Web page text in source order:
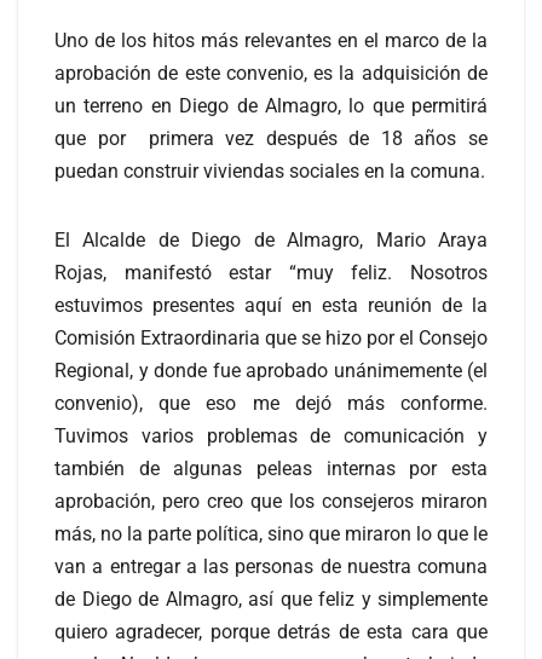
Uno de los hitos más relevantes en el marco de la
aprobación de este convenio, es la adquisición de
un terreno en Diego de Almagro, lo que permitirá
que por primera vez después de 18 años se
puedan construir viviendas sociales en la comuna.
El Alcalde de Diego de Almagro, Mario Araya
Rojas, manifestó estar “muy feliz. Nosotros
estuvimos presentes aquí en esta reunión de la
Comisión Extraordinaria que se hizo por el Consejo
Regional, y donde fue aprobado unánimemente (el
convenio), que eso me dejó más conforme.
Tuvimos varios problemas de comunicación y
también de algunas peleas internas por esta
aprobación, pero creo que los consejeros miraron
más, no la parte política, sino que miraron lo que le
van a entregar a las personas de nuestra comuna
de Diego de Almagro, así que feliz y simplemente
quiero agradecer, porque detrás de esta cara que